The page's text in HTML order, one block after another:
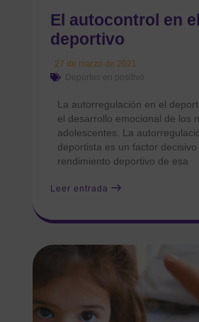
El autocontrol en
deportivo
27 de marzo de 2021
Deportes en positivo
La autorregulación en el
el desarrollo emocional de los
adolescentes. La
deportista es un factor decisivo
rendimiento deportivo de esa
Leer entrada